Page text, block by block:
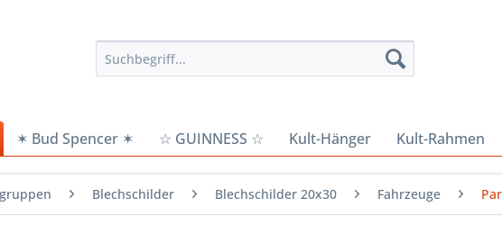
✶ Bud Spencer ✶ ☆ GUINNESS ☆ Kult-Hänger Kult-Rahmen
Blechschilder Blechschilder 20x30 Fahrzeuge